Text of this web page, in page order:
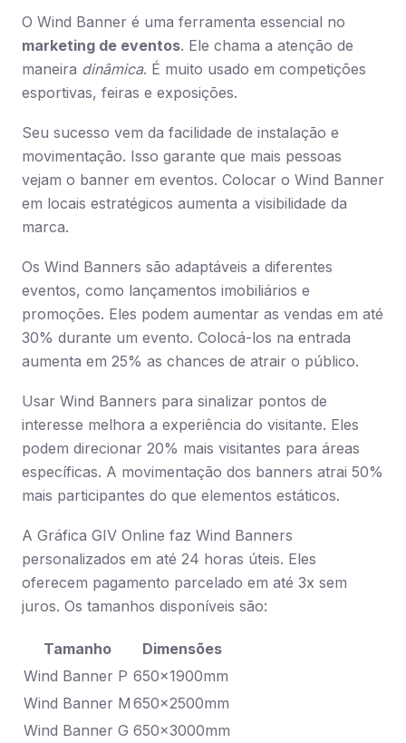
O Wind Banner é uma ferramenta essencial no
marketing de eventos. Ele chama a atenção de
maneira dinâmica. É muito usado em competições
esportivas, feiras e exposições.
Seu sucesso vem da facilidade de instalação e
movimentação. Isso garante que mais pessoas
vejam o banner em eventos. Colocar o Wind Banner
em locais estratégicos aumenta a visibilidade da
marca.
Os Wind Banners são adaptáveis a diferentes
eventos, como lançamentos imobiliários e
promoções. Eles podem aumentar as vendas em até
30% durante um evento. Colocá-los na entrada
aumenta em 25% as chances de atrair o público.
Usar Wind Banners para sinalizar pontos de
interesse melhora a experiência do visitante. Eles
podem direcionar 20% mais visitantes para áreas
específicas. A movimentação dos banners atrai 50%
mais participantes do que elementos estáticos.
A Gráfica GIV Online faz Wind Banners
personalizados em até 24 horas úteis. Eles
oferecem pagamento parcelado em até 3x sem
juros. Os tamanhos disponíveis são:
Tamanho
Dimensões
Wind Banner P 650x1900mm
Wind Banner M 650x2500mm
Wind Banner G 650x3000mm